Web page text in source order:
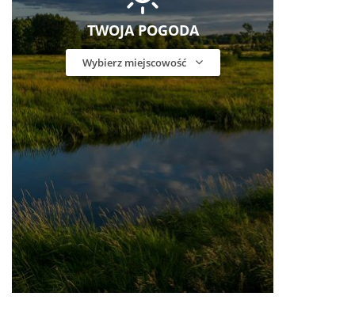
TWOJA POGODA
Wybierz miejscowość